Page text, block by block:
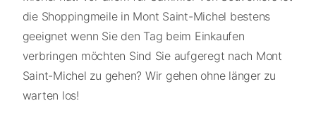
die Shoppingmeile in Mont Saint-Michel bestens
geeignet wenn Sie den Tag beim Einkaufen
verbringen möchten Sind Sie aufgeregt nach Mont
Saint-Michel zu gehen? Wir gehen ohne länger zu
warten los!